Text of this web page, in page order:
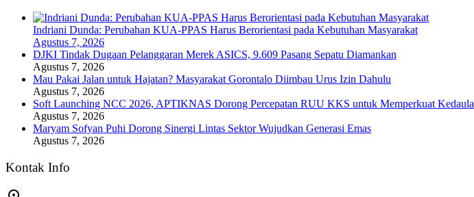
Indriani Dunda: Perubahan KUA-PPAS Harus Berorientasi pada Kebutuhan Masyarakat
Agustus 7, 2026
DJKI Tindak Dugaan Pelanggaran Merek ASICS, 9.609 Pasang Sepatu Diamankan
Agustus 7, 2026
Mau Pakai Jalan untuk Hajatan? Masyarakat Gorontalo Diimbau Urus Izin Dahulu
Agustus 7, 2026
Soft Launching NCC 2026, APTIKNAS Dorong Percepatan RUU KKS untuk Memperkuat
Agustus 7, 2026
Maryam Sofyan Puhi Dorong Sinergi Lintas Sektor Wujudkan Generasi Emas
Agustus 7, 2026
Kontak Info